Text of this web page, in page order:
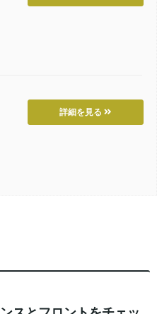
詳細を見る